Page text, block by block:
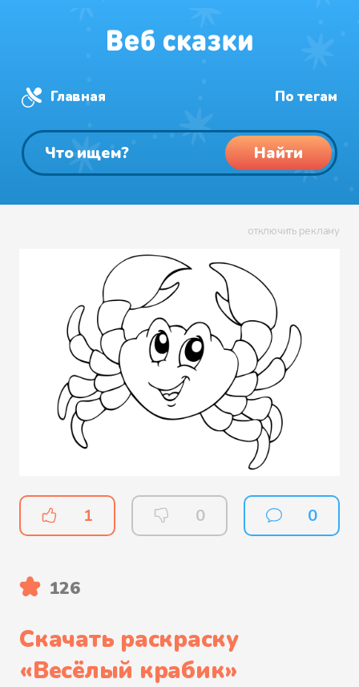
Главная По тегам
Найти
отключить рекламу
1 0 0
126
Скачать раскраску
«Весёлый крабик»